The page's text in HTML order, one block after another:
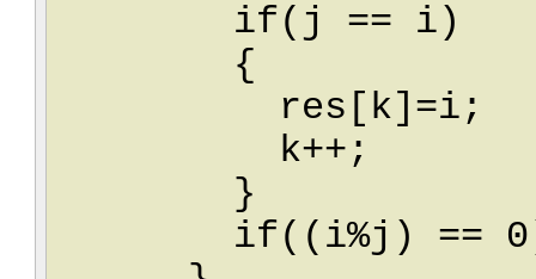
if(j == i)
{
res[k]=i;
k++;
}
if((i%j) == 0)